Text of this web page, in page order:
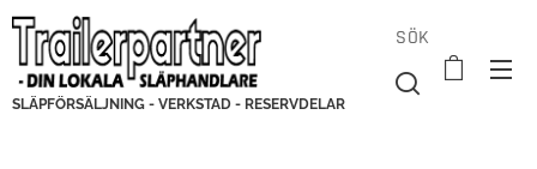
SLÄPFÖRSÄLJNING - VERKSTAD - RESERVDELAR
SÖK